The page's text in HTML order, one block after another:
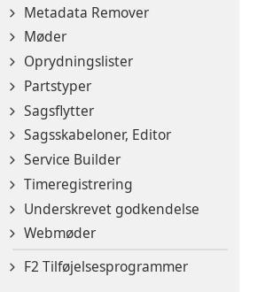
Metadata Remover
Møder
Oprydningslister
Partstyper
Sagsflytter
Sagsskabeloner, Editor
Service Builder
Timeregistrering
Underskrevet godkendelse
Webmøder
F2 Tilføjelsesprogrammer